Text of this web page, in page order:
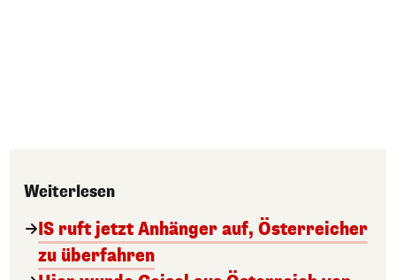
Weiterlesen
IS ruft jetzt Anhänger auf, Österreicher
zu überfahren